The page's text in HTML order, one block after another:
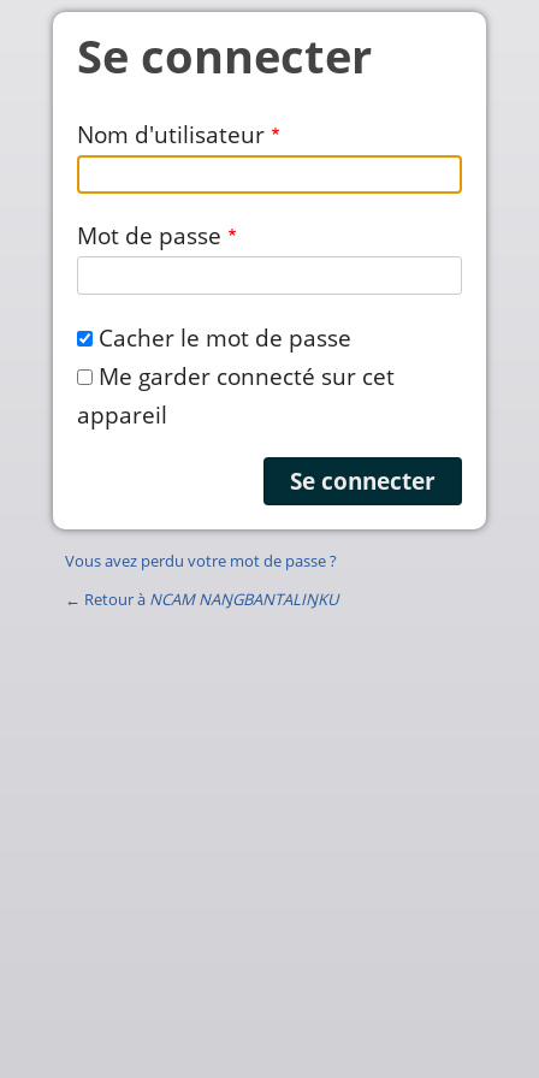
Aller au contenu principal
Se connecter
Nom d'utilisateur
Mot de passe
Cacher le mot de passe
Me garder connecté sur cet
appareil
Vous avez perdu votre mot de passe ?
← Retour à NCAM NAŊGBANTALIŊKU